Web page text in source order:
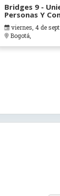
Bridges 9 -
Personas Y
viernes, 4 de
Bogotá,